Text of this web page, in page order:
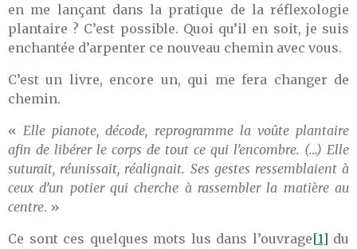
en me lançant dans la pratique de la réflexologie
plantaire ? C’est possible. Quoi qu’il en soit, je suis
enchantée d’arpenter ce nouveau chemin avec vous.
C’est un livre, encore un, qui me fera changer de
chemin.
«Elle pianote, décode, reprogramme la voûte plantaire
afin de libérer le corps de tout ce qui l’encombre. (…) Elle
suturait, réunissait, réalignait. Ses gestes ressemblaient à
ceux d’un potier qui cherche à rassembler la matière au
centre. »
Ce sont ces quelques mots lus dans l’ouvrage[1] du